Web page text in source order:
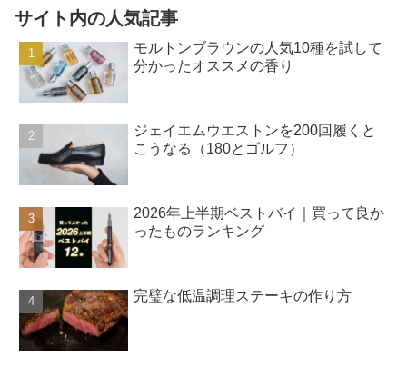
サイト内の人気記事
モルトンブラウンの人気10種を試して
分かったオススメの香り
ジェイエムウエストンを200回履くと
こうなる（180とゴルフ）
2026年上半期ベストバイ｜買って良か
ったものランキング
完璧な低温調理ステーキの作り方